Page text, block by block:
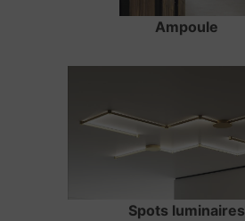
Ampoule
Spots luminaires